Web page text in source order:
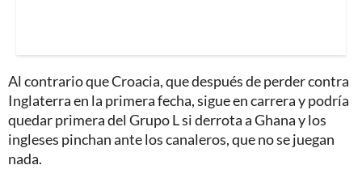
Al contrario que Croacia, que después de perder contra
Inglaterra en la primera fecha, sigue en carrera y podría
quedar primera del Grupo L si derrota a Ghana y los
ingleses pinchan ante los canaleros, que no se juegan
nada.